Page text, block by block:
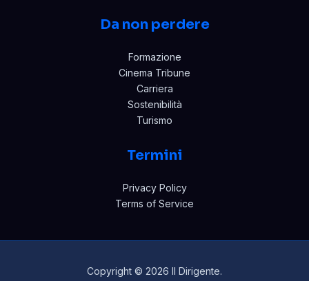
Da non perdere
Formazione
Cinema Tribune
Carriera
Sostenibilità
Turismo
Termini
Privacy Policy
Terms of Service
Copyright © 2026 Il Dirigente.